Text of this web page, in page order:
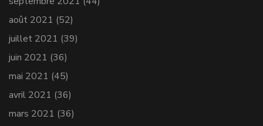
août 2021 (52)
juillet 2021 (39)
juin 2021 (36)
mai 2021 (45)
avril 2021 (36)
mars 2021 (36)